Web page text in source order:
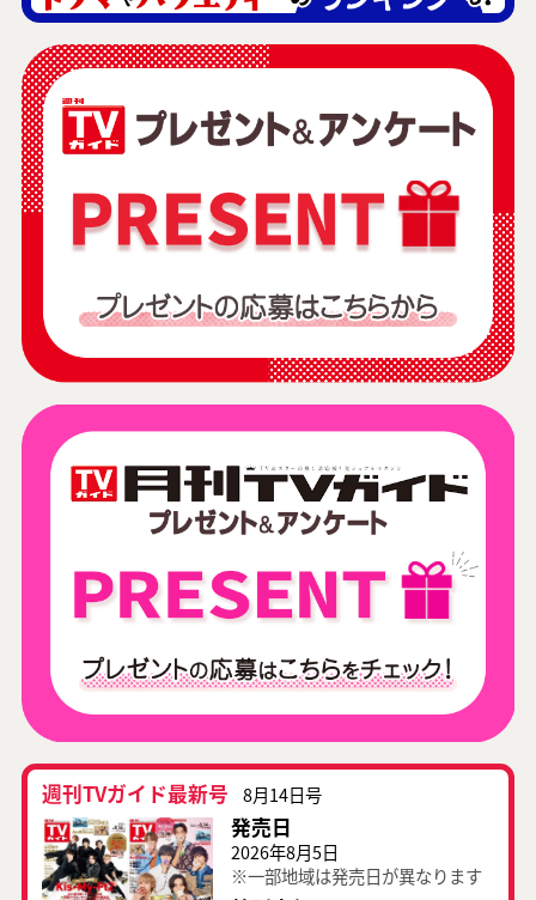
週刊TVガイド最新号 8月14日号
発売日
2026年8月5日
※一部地域は発売日が異なります